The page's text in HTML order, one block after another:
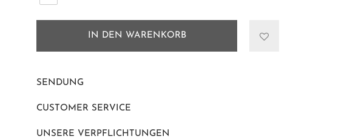
IN DEN WARENKORB
SENDUNG
CUSTOMER SERVICE
UNSERE VERPFLICHTUNGEN